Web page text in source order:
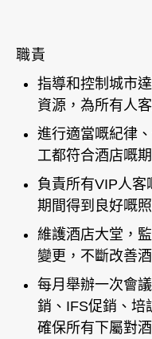
職責
指導和控制城市
資源，為所有人
進行適當嘅紀律
工都符合酒店嘅期
負責所有VIP人客
期間得到良好嘅照
維護酒店大堂，
變更，不斷改善
每月舉辦一次會
銷、IFS促銷、培
確保所有下屬對